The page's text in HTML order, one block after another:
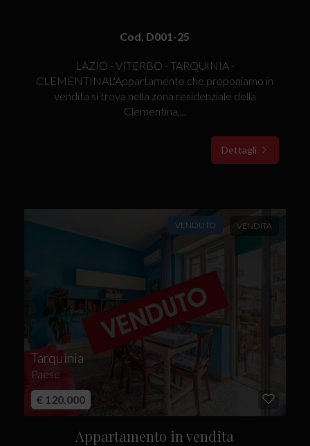
Cod. D001-25
LAZIO - VITERBO - TARQUINIA -
CLEMENTINAL'Appartamento che proponiamo in
vendita si trova nella zona residenziale della
Clementina,...
Dettagli
VENDITA
VENDUTO
Tarquinia
Paese
€ 120.000
Appartamento in vendita